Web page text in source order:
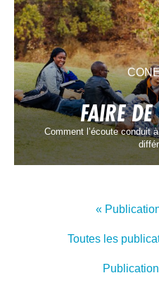
FAIRE
Comment l’écoute conduit
«
Toutes les